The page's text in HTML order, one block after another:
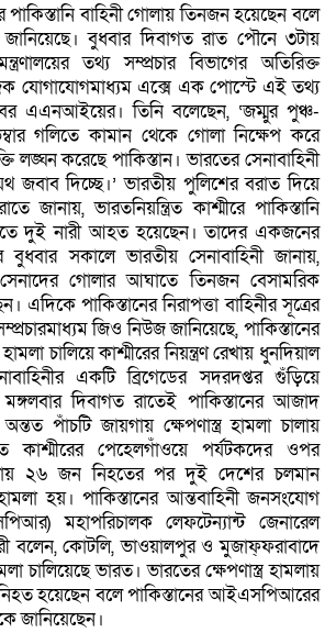
পাকিস্তানি বাহিনী গোলায় তিনজন হয়েছেন বলে
জানিয়েছে। বুধবার দিবাগত রাত পৌনে ৩টায়
তথ্য সম্প্রচার বিভাগের অতিরিক্ত
যোগাযোগমাধ্যম এক্সে এক পোস্টে এই তথ্য
এএনআইয়ের। তিনি বলেছেন, ‘জম্মুর পুঞ্চ-
গলিতে কামান থেকে গোলা নিক্ষেপ করে
লঙ্ঘন করেছে পাকিস্তান। ভারতের সেনাবাহিনী
জবাব দিচ্ছে।’ ভারতীয় পুলিশের বরাত দিয়ে
জানায়, ভারতনিয়ন্ত্রিত কাশ্মীরে পাকিস্তানি
দুই নারী আহত হয়েছেন। তাদের একজনের
সকালে ভারতীয় সেনাবাহিনী জানায়,
সেনাদের গোলার আঘাতে তিনজন বেসামরিক
এদিকে পাকিস্তানের নিরাপত্তা বাহিনীর সূত্রের
জিও নিউজ জানিয়েছে, পাকিস্তানের
হামলা চালিয়ে কাশ্মীরের নিয়ন্ত্রণ রেখায় ধুনদিয়াল
একটি ব্রিগেডের সদরদপ্তর গুঁড়িয়ে
দিবাগত রাতেই পাকিস্তানের আজাদ
পাঁচটি জায়গায় ক্ষেপণাস্ত্র হামলা চালায়
কাশ্মীরের পেহেলগাঁওয়ে পর্যটকদের ওপর
২৬ জন নিহতের পর দুই দেশের চলমান
হয়। পাকিস্তানের আন্তবাহিনী জনসংযোগ
মহাপরিচালক লেফটেন্যান্ট জেনারেল
বলেন, কোটলি, ভাওয়ালপুর ও মুজাফ্ফরাবাদে
চালিয়েছে ভারত। ভারতের ক্ষেপণাস্ত্র হামলায়
হয়েছেন বলে পাকিস্তানের আইএসপিআরের
জানিয়েছেন।